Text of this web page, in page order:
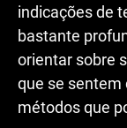
indicações de
bastante
orientar sobre
que se sentem
métodos que